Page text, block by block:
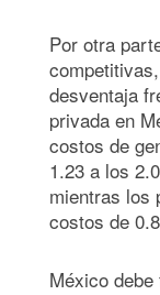
Por otra
desventaja
privada en
costos de
1.23 a los
mientras los
costos de
México